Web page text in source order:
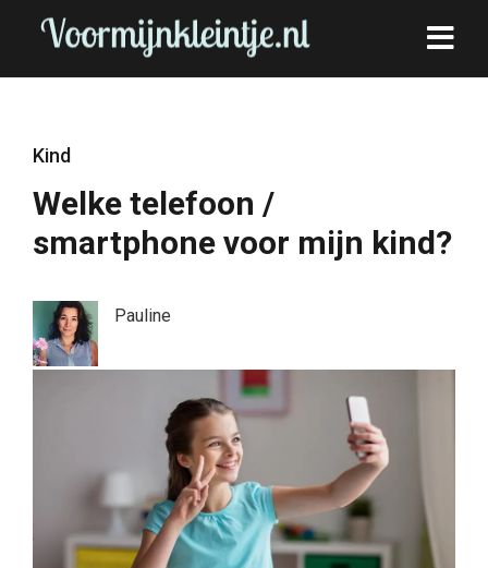
Kind
Welke telefoon /
smartphone voor mijn kind?
Pauline